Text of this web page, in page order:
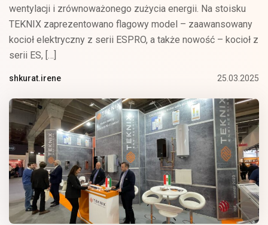
wentylacji i zrównoważonego zużycia energii. Na stoisku
TEKNIX zaprezentowano flagowy model – zaawansowany
kocioł elektryczny z serii ESPRO, a także nowość – kocioł z
serii ES, […]
shkurat.irene 25.03.2025